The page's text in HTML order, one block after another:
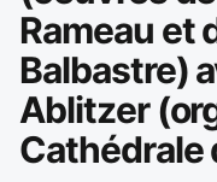
Rameau et
Balbastre)
Ablitzer
Cathédrale